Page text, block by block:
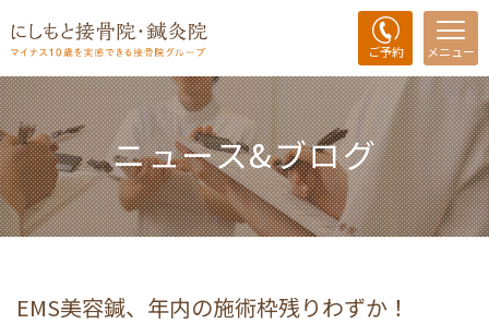
ご予約 メニュー
ニュース&ブログ
EMS美容鍼、年内の施術枠残りわずか！